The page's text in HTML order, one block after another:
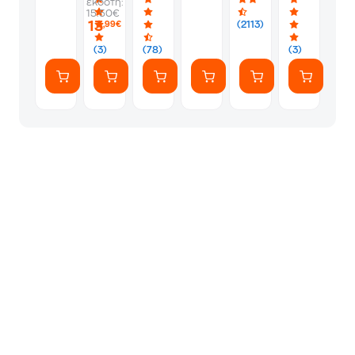
(3)
εκδότη:
15.50€
13,99€
-
Silver
(78)
Silver
(2113)
1
Φακελάκι
(7
(3)